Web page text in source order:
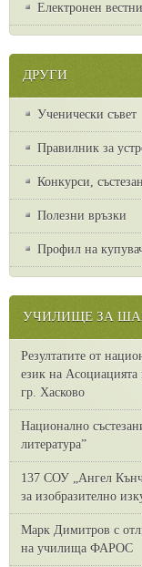
Електронен
ДРУГИ
Ученически съвет
Правилник за
Конкурси,
Полезни връзки
Профил на
УЧИЛИЩЕ ЗА
Резултатите от
език на
гр. Хасково
Национално
литература”
137 СОУ „Ангел
за изобразително
Марк Димитров с
на училища ФАРОС